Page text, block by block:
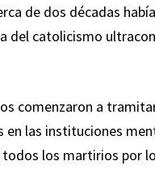
de dos décadas
del catolicismo
comenzaron a
las instituciones
los martirios por